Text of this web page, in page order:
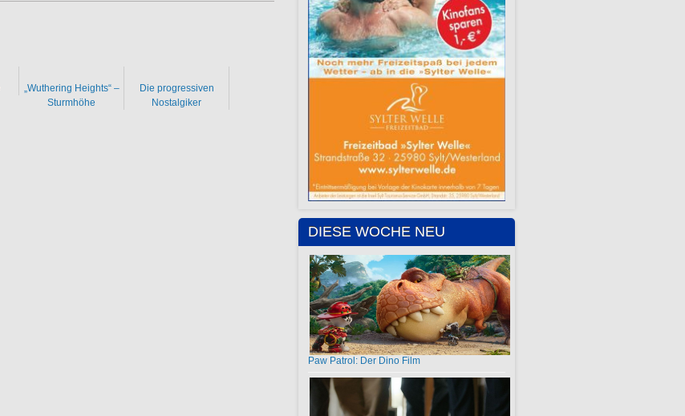
„Wuthering Heights“ –
Sturmhöhe
Die progressiven
Nostalgiker
DIESE WOCHE NEU
Paw Patrol: Der Dino Film